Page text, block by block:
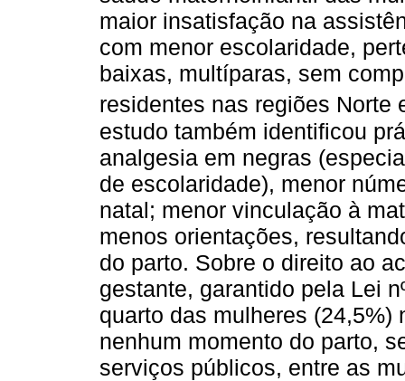
maior insatisfação na
com menor escolaridade,
baixas, multíparas, sem
residentes nas regiões Norte
estudo também identificou
analgesia em negras
de escolaridade), menor
natal; menor vinculação à
menos orientações,
do parto. Sobre o direito ao
gestante, garantido pela Lei
quarto das mulheres
nenhum momento do parto,
serviços públicos, entre as